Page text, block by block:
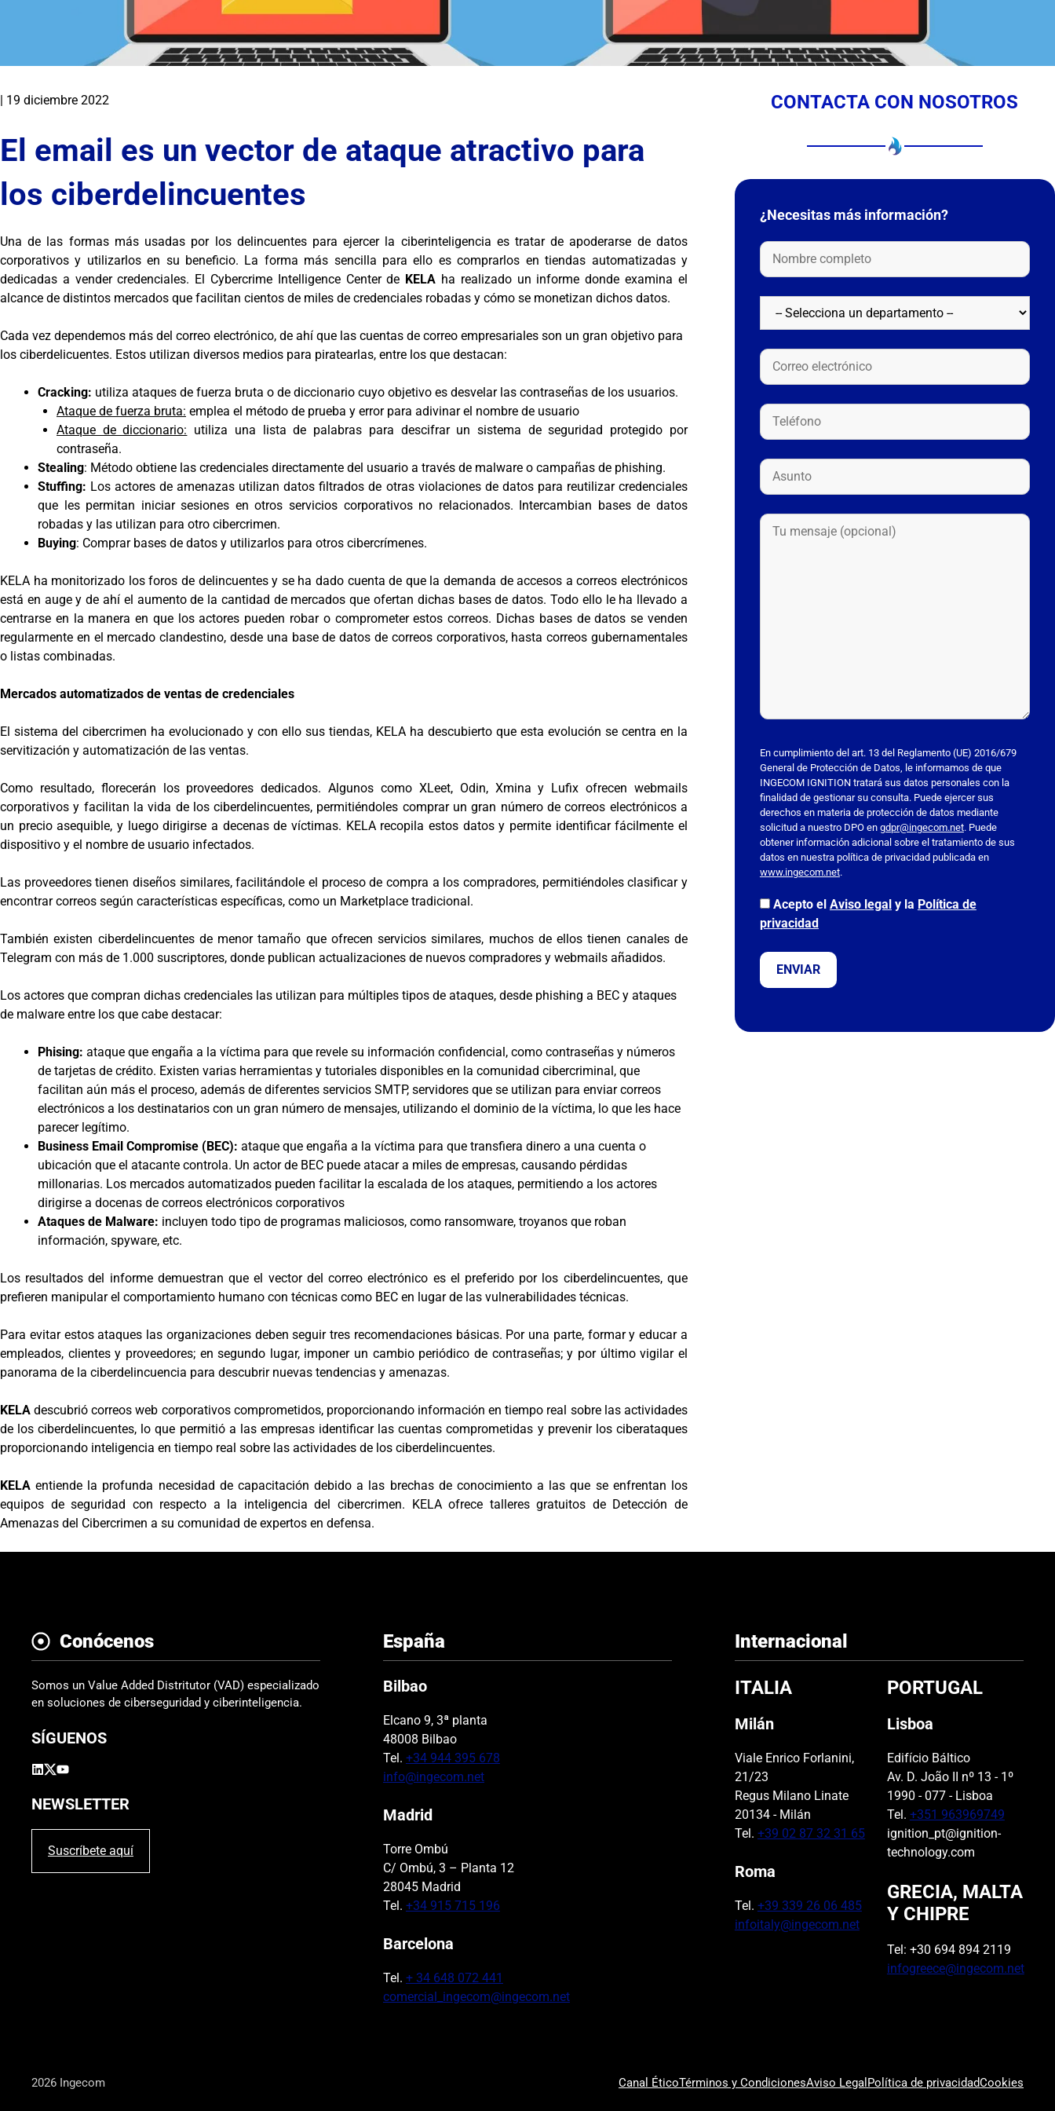
| 19 diciembre 2022
El email es un vector de ataque atractivo para
los ciberdelincuentes
Una de las formas más usadas por los delincuentes para ejercer la ciberinteligencia es tratar de apoderarse de datos
corporativos y utilizarlos en su beneficio. La forma más sencilla para ello es comprarlos en tiendas automatizadas y
dedicadas a vender credenciales. El Cybercrime Intelligence Center de KELA ha realizado un informe donde examina el
alcance de distintos mercados que facilitan cientos de miles de credenciales robadas y cómo se monetizan dichos datos.
Cada vez dependemos más del correo electrónico, de ahí que las cuentas de correo empresariales son un gran objetivo para
los ciberdelicuentes. Estos utilizan diversos medios para piratearlas, entre los que destacan:
Cracking: utiliza ataques de fuerza bruta o de diccionario cuyo objetivo es desvelar las contraseñas de los usuarios.
Ataque de fuerza bruta: emplea el método de prueba y error para adivinar el nombre de usuario
Ataque de diccionario: utiliza una lista de palabras para descifrar un sistema de seguridad protegido por
contraseña.
Stealing: Método obtiene las credenciales directamente del usuario a través de malware o campañas de phishing.
Stuffing: Los actores de amenazas utilizan datos filtrados de otras violaciones de datos para reutilizar credenciales
que les permitan iniciar sesiones en otros servicios corporativos no relacionados. Intercambian bases de datos
robadas y las utilizan para otro cibercrimen.
Buying: Comprar bases de datos y utilizarlos para otros cibercrímenes.
KELA ha monitorizado los foros de delincuentes y se ha dado cuenta de que la demanda de accesos a correos electrónicos
está en auge y de ahí el aumento de la cantidad de mercados que ofertan dichas bases de datos. Todo ello le ha llevado a
centrarse en la manera en que los actores pueden robar o comprometer estos correos. Dichas bases de datos se venden
regularmente en el mercado clandestino, desde una base de datos de correos corporativos, hasta correos gubernamentales
o listas combinadas.
Mercados automatizados de ventas de credenciales
El sistema del cibercrimen ha evolucionado y con ello sus tiendas, KELA ha descubierto que esta evolución se centra en la
servitización y automatización de las ventas.
Como resultado, florecerán los proveedores dedicados. Algunos como XLeet, Odin, Xmina y Lufix ofrecen webmails
corporativos y facilitan la vida de los ciberdelincuentes, permitiéndoles comprar un gran número de correos electrónicos a
un precio asequible, y luego dirigirse a decenas de víctimas. KELA recopila estos datos y permite identificar fácilmente el
dispositivo y el nombre de usuario infectados.
Las proveedores tienen diseños similares, facilitándole el proceso de compra a los compradores, permitiéndoles clasificar y
encontrar correos según características específicas, como un Marketplace tradicional.
También existen ciberdelincuentes de menor tamaño que ofrecen servicios similares, muchos de ellos tienen canales de
Telegram con más de 1.000 suscriptores, donde publican actualizaciones de nuevos compradores y webmails añadidos.
Los actores que compran dichas credenciales las utilizan para múltiples tipos de ataques, desde phishing a BEC y ataques
de malware entre los que cabe destacar:
Phising: ataque que engaña a la víctima para que revele su información confidencial, como contraseñas y números
de tarjetas de crédito. Existen varias herramientas y tutoriales disponibles en la comunidad cibercriminal, que
facilitan aún más el proceso, además de diferentes servicios SMTP, servidores que se utilizan para enviar correos
electrónicos a los destinatarios con un gran número de mensajes, utilizando el dominio de la víctima, lo que les hace
parecer legítimo.
Business Email Compromise (BEC): ataque que engaña a la víctima para que transfiera dinero a una cuenta o
ubicación que el atacante controla. Un actor de BEC puede atacar a miles de empresas, causando pérdidas
millonarias. Los mercados automatizados pueden facilitar la escalada de los ataques, permitiendo a los actores
dirigirse a docenas de correos electrónicos corporativos
Ataques de Malware: incluyen todo tipo de programas maliciosos, como ransomware, troyanos que roban
información, spyware, etc.
Los resultados del informe demuestran que el vector del correo electrónico es el preferido por los ciberdelincuentes, que
prefieren manipular el comportamiento humano con técnicas como BEC en lugar de las vulnerabilidades técnicas.
Para evitar estos ataques las organizaciones deben seguir tres recomendaciones básicas. Por una parte, formar y educar a
empleados, clientes y proveedores; en segundo lugar, imponer un cambio periódico de contraseñas; y por último vigilar el
panorama de la ciberdelincuencia para descubrir nuevas tendencias y amenazas.
KELA descubrió correos web corporativos comprometidos, proporcionando información en tiempo real sobre las actividades
de los ciberdelincuentes, lo que permitió a las empresas identificar las cuentas comprometidas y prevenir los ciberataques
proporcionando inteligencia en tiempo real sobre las actividades de los ciberdelincuentes.
KELA entiende la profunda necesidad de capacitación debido a las brechas de conocimiento a las que se enfrentan los
equipos de seguridad con respecto a la inteligencia del cibercrimen. KELA ofrece talleres gratuitos de Detección de
Amenazas del Cibercrimen a su comunidad de expertos en defensa.
CONTACTA CON NOSOTROS
¿Necesitas más información?
o
r
f
a
v
o
r
d
e
a
e
e
En cumplimiento del art. 13 del Reglamento (UE) 2016/679
General de Protección de Datos, le informamos de que
INGECOM IGNITION tratará sus datos personales con la
finalidad de gestionar su consulta. Puede ejercer sus
derechos en materia de protección de datos mediante
solicitud a nuestro DPO en gdpr@ingecom.net. Puede
obtener información adicional sobre el tratamiento de sus
datos en nuestra política de privacidad publicada en
www.ingecom.net.
Acepto el Aviso legaly la Política de
privacidad
Conócenos
Somos un Value Added Distritutor (VAD) especializado
en soluciones de ciberseguridad y ciberinteligencia.
SÍGUENOS
NEWSLETTER
Suscríbete aquí
España
Bilbao
Elcano 9, 3ª planta
48008 Bilbao
Tel. +34 944 395 678
info@ingecom.net
Madrid
Torre Ombú
C/ Ombú, 3 – Planta 12
28045 Madrid
Tel. +34 915 715 196
Barcelona
Tel. + 34 648 072 441
comercial_ingecom@ingecom.net
Internacional
ITALIA
Milán
Viale Enrico Forlanini,
21/23
Regus Milano Linate
20134 - Milán
Tel. +39 02 87 32 31 65
Roma
Tel. +39 339 26 06 485
infoitaly@ingecom.net
PORTUGAL
Lisboa
Edifício Báltico
Av. D. João II nº 13 - 1º
1990 - 077 - Lisboa
Tel. +351 963969749
ignition_pt@ignition-
technology.com
GRECIA, MALTA
Y CHIPRE
Tel: +30 694 894 2119
infogreece@ingecom.net
2026 Ingecom Canal ÉticoTérminos y CondicionesAviso Legal Política de privacidadCookies